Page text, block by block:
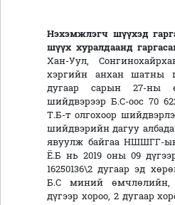
Нэхэмжлэгч шүүхэд
шүүх хуралдаанд
Хан-Уул,
хэргийн анхан шатны
дугаар сарын 27-ны
шийдвэрээр Б.С-оос 70
Т.Б-т олгохоор
шийдвэрийн дагуу
явуулж байгаа НШШГГ-
Ё.Б нь 2019 оны 09
16250136\2 дугаар эд
Б.С миний өмчлөлийн,
дүгээр хороо, 2 дугаар